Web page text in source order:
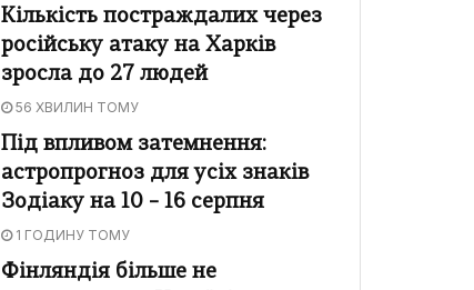
Кількість постраждалих через
російську атаку на Харків
зросла до 27 людей
56 ХВИЛИН ТОМУ
Під впливом затемнення:
астропрогноз для усіх знаків
Зодіаку на 10 – 16 серпня
1 ГОДИНУ ТОМУ
Фінляндія більше не